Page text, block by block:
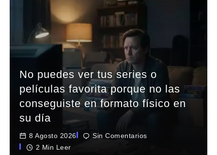
No puedes ver tus series o
películas favorita porque no las
conseguiste en formato físico en
su día
8 Agosto 2026
Sin Comentarios
2 Min Leer